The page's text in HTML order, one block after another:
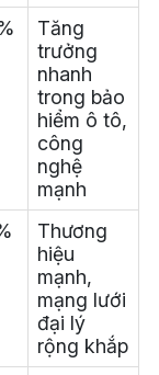
Tăng
trưởng
nhanh
trong bảo
hiểm ô tô,
công
nghệ
mạnh
Thương
hiệu
mạnh,
mạng lưới
đại lý
rộng khắp